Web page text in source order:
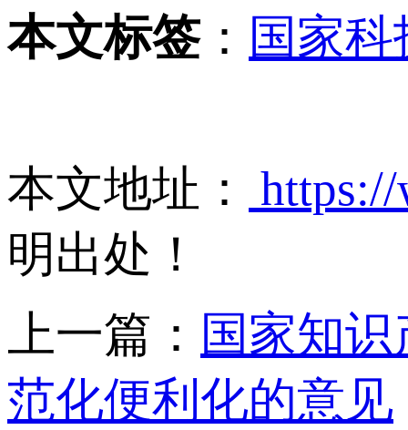
本文标签： 国家
本文地址：
明出处！
上一篇： 国家知
范化便利化的意见